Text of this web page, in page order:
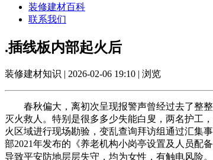
装修建材百科
联系我们
.插线板内部起火后
装修建材知识 | 2026-02-06 19:10 | 浏览
春秋偏大，离初次呈现报警声曾经过去了整整
灭火救人。特别是很多多少失能白叟，两名护工
火区域进行现场勘验，变乱查询拜访组通过汇集
部2021年发布的《养老机构小岗亭设置及人员配
导致平安防地层层失守，均为女性，有触电风险